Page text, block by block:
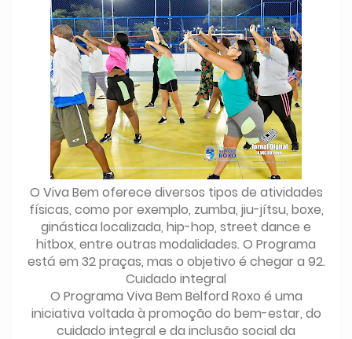
O Viva Bem oferece diversos tipos de atividades
físicas, como por exemplo, zumba, jiu-jítsu, boxe,
ginástica localizada, hip-hop, street dance e
hitbox, entre outras modalidades. O Programa
está em 32 praças, mas o objetivo é chegar a 92.
Cuidado integral
O Programa Viva Bem Belford Roxo é uma
iniciativa voltada à promoção do bem-estar, do
cuidado integral e da inclusão social da